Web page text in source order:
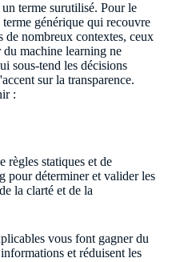
terme surutilisé. Pour le
générique qui recouvre
de nombreux contextes, ceux
machine learning ne
sous-tend les décisions
sur la transparence.
:
règles statiques et de
pour déterminer et valider les
la clarté et de la
vous font gagner du
et réduisent les